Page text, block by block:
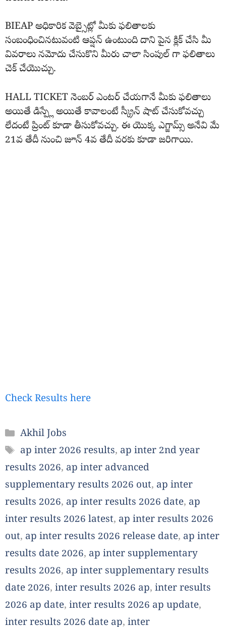
BIEAP అధికారిక వెబ్సైట్లో మీకు ఫలితాలకు
సంబంధించినటువంటి ఆప్షన్ ఉంటుంది దాని పైన క్లిక్ చేసి మీ
వివరాలు నమోదు చేసుకొని మీరు చాలా సింపుల్ గా ఫలితాలు
చెక్ చేయొచ్చు.
HALL TICKET నెంబర్ ఎంటర్ చేయగానే మీకు ఫలితాలు
అయితే డిస్ప్లే అయితే కావాలంటే స్క్రీన్ షాట్ చేసుకోవచ్చు
లేదంటే ప్రింట్ కూడా తీసుకోవచ్చు. ఈ యొక్క ఎగ్జామ్స్ అనేవి మే
21వ తేదీ నుంచి జూన్ 4వ తేదీ వరకు కూడా జరిగాయి.
Check Results here
Categories
Akhil Jobs
Tags
ap inter 2026 results, ap inter 2nd year
results 2026, ap inter advanced
supplementary results 2026 out, ap inter
results 2026, ap inter results 2026 date, ap
inter results 2026 latest, ap inter results 2026
out, ap inter results 2026 release date, ap inter
results date 2026, ap inter supplementary
results 2026, ap inter supplementary results
date 2026, inter results 2026 ap, inter results
2026 ap date, inter results 2026 ap update,
inter results 2026 date ap, inter